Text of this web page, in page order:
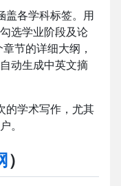
盖各学科标签。用
选学业阶段及论
节的详细大纲，
动生成中英文摘
的学术写作，尤其
。
）